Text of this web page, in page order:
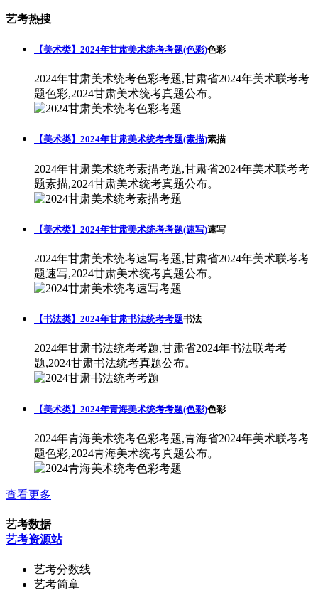
艺考热搜
【美术类】2024年甘肃美术统考考题(色彩)色彩
2024年甘肃美术统考色彩考题,甘肃省2024年美术联考考
题色彩,2024甘肃美术统考真题公布。
【美术类】2024年甘肃美术统考考题(素描)素描
2024年甘肃美术统考素描考题,甘肃省2024年美术联考考
题素描,2024甘肃美术统考真题公布。
【美术类】2024年甘肃美术统考考题(速写)速写
2024年甘肃美术统考速写考题,甘肃省2024年美术联考考
题速写,2024甘肃美术统考真题公布。
【书法类】2024年甘肃书法统考考题书法
2024年甘肃书法统考考题,甘肃省2024年书法联考考
题,2024甘肃书法统考真题公布。
【美术类】2024年青海美术统考考题(色彩)色彩
2024年青海美术统考色彩考题,青海省2024年美术联考考
题色彩,2024青海美术统考真题公布。
查看更多
艺考数据
艺考资源站
艺考分数线
艺考简章